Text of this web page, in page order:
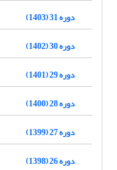
دوره 31 (1403)
دوره 30 (1402)
دوره 29 (1401)
دوره 28 (1400)
دوره 27 (1399)
دوره 26 (1398)